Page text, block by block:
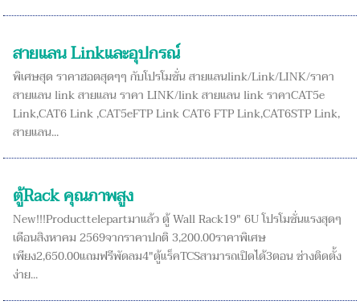
สายแลน Linkและอุปกรณ์
พิเศษสุด ราคาฮอตสุดๆๆ กับโปรโมชั่น สายแลนlink/Link/LINK/ราคา
สายแลน link สายแลน ราคา LINK/link สายแลน link ราคาCAT5e
Link,CAT6 Link ,CAT5eFTP Link CAT6 FTP Link,CAT6STP Link,
สายแลน...
ตู้Rack คุณภาพสูง
New!!!Producttelepartมาแล้ว ตู้ Wall Rack19" 6U โปรโมชั่นแรงสุดๆ
เดือนสิงหาคม 2569จากราคาปกติ 3,200.00ราคาพิเศษ
เพียง2,650.00แถมฟรีพัดลม4"ตู้แร็คTCSสามารถเปิดได้3ตอน ช่างติดตั้ง
ง่าย...